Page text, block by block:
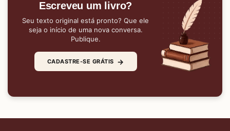
Escreveu um livro?
Seu texto original está pronto? Que ele
seja o início de uma nova conversa.
Publique.
CADASTRE-SE GRÁTIS →